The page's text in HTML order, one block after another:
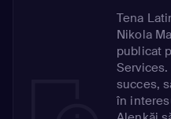
Tena
Nikola
publicat
succes,
în